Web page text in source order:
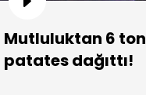
Mutluluktan 6 ton
patates dağıttı!